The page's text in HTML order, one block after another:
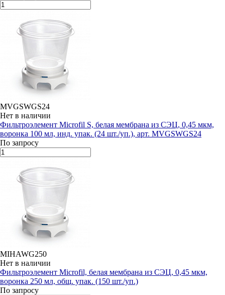
MVGSWGS24
Нет в наличии
Фильтроэлемент Microfil S, белая мембрана из СЭЦ, 0,45 мкм,
воронка 100 мл, инд. упак. (24 шт./уп.), арт. MVGSWGS24
По запросу
MIHAWG250
Нет в наличии
Фильтроэлемент Microfil, белая мембрана из СЭЦ, 0,45 мкм,
воронка 250 мл, общ. упак. (150 шт./уп.)
По запросу